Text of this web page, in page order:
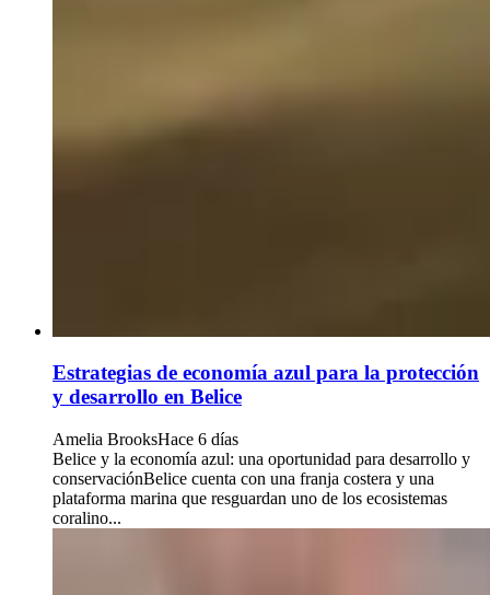
Estrategias de economía azul para la protección
y desarrollo en Belice
Amelia BrooksHace 6 días
Belice y la economía azul: una oportunidad para desarrollo y
conservaciónBelice cuenta con una franja costera y una
plataforma marina que resguardan uno de los ecosistemas
coralino...